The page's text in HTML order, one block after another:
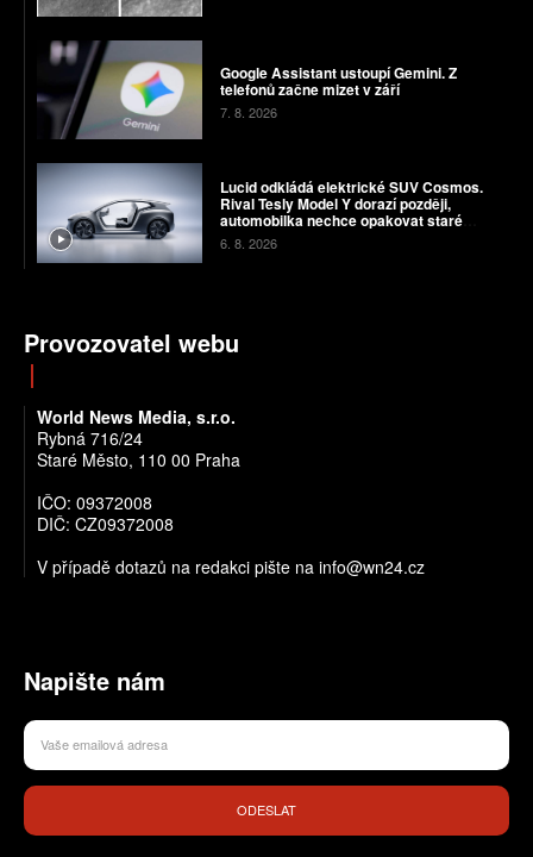
Google Assistant ustoupí Gemini. Z
telefonů začne mizet v září
7. 8. 2026
Lucid odkládá elektrické SUV Cosmos.
Rival Tesly Model Y dorazí později,
automobilka nechce opakovat staré
chyby
6. 8. 2026
Provozovatel webu
World News Media, s.r.o.
Rybná 716/24
Staré Město, 110 00 Praha
IČO: 09372008
DIČ: CZ09372008
V případě dotazů na redakci pište na info@wn24.cz
Napište nám
ODESLAT